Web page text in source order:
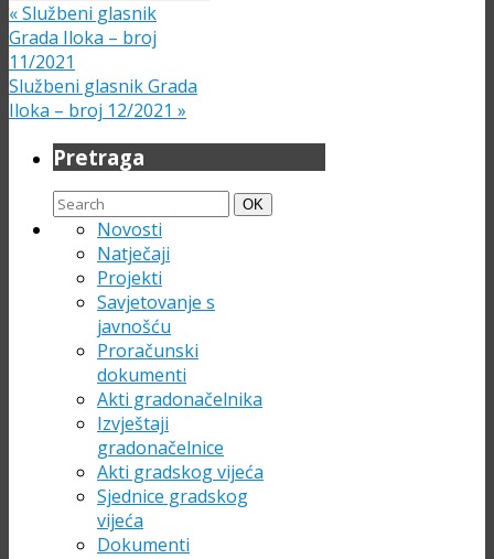
«Službeni glasnik
Grada Iloka – broj
11/2021
Službeni glasnik Grada
Iloka – broj 12/2021 »
Pretraga
Search
for:
Search
OK
Novosti
Natječaji
Projekti
Savjetovanje s
javnošću
Proračunski
dokumenti
Akti gradonačelnika
Izvještaji
gradonačelnice
Akti gradskog vijeća
Sjednice gradskog
vijeća
Dokumenti